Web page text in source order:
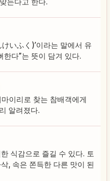
いふく)’이라는 말에서 유
한다”는 뜻이 담겨 있다.
이리로 찾는 참배객에게
알려졌다.
식감으로 즐길 수 있다. 토
, 속은 쫀득한 다른 맛이 된